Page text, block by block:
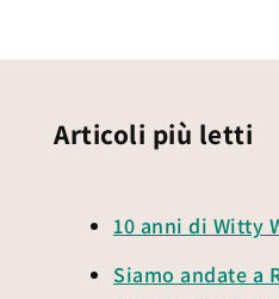
Articoli più letti
10 anni di Witty
Siamo andate a